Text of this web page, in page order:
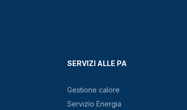
SERVIZI ALLE PA
Gestione calore
Servizio Energia